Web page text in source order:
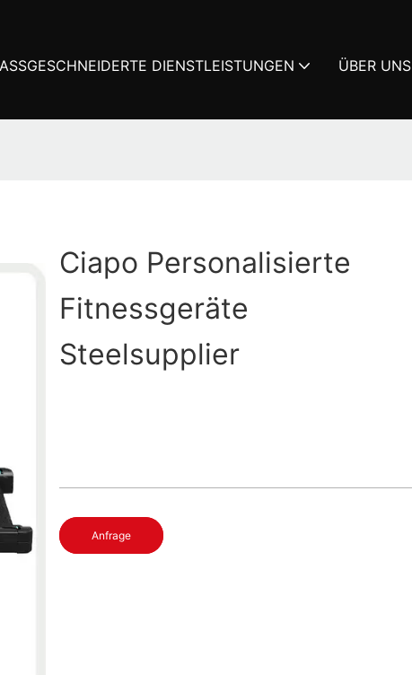
DIENSTLEISTUNGEN ÜBER UNS
Ciapo Personalisierte
Fitnessgeräte
Steelsupplier
Anfrage